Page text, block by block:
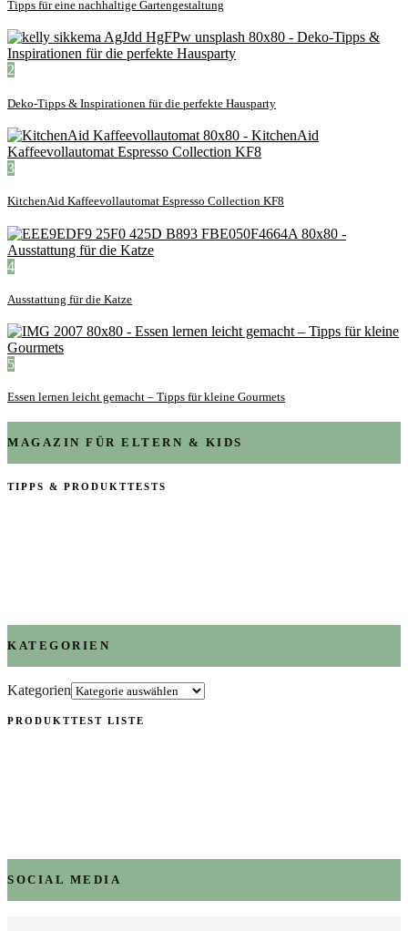
Tipps für eine nachhaltige Gartengestaltung
2
Deko-Tipps & Inspirationen für die perfekte Hausparty
3
KitchenAid Kaffeevollautomat Espresso Collection KF8
4
Ausstattung für die Katze
5
Essen lernen leicht gemacht – Tipps für kleine Gourmets
MAGAZIN FÜR ELTERN & KIDS
TIPPS & PRODUKTTESTS
KATEGORIEN
Kategorien
PRODUKTTEST LISTE
SOCIAL MEDIA